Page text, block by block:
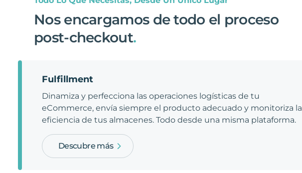
Nos encargamos de todo el proceso
post-checkout.
Fulfillment
Dinamiza y perfecciona las operaciones logísticas de tu
eCommerce, envía siempre el producto adecuado y monitoriza la
eficiencia de tus almacenes. Todo desde una misma plataforma.
Descubre más